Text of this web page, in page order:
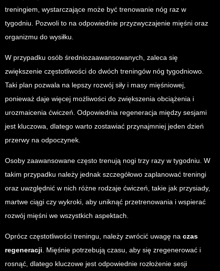
treningiem, wystarczające może być trenowanie nóg raz w
tygodniu. Pozwoli to na odpowiednie przyzwyczajenie mięśni oraz
organizmu do wysiłku.
W przypadku osób średniozaawansowanych, zaleca się
zwiększenie częstotliwości do dwóch treningów nóg tygodniowo.
Taki plan pozwala na lepszy rozwój siły i masy mięśniowej,
ponieważ daje więcej możliwości do zwiększenia obciążenia i
urozmaicenia ćwiczeń. Odpowiednia regeneracja między sesjami
jest kluczowa, dlatego warto zostawiać przynajmniej jeden dzień
przerwy na odpoczynek.
Osoby zaawansowane często trenują nogi trzy razy w tygodniu. W
takim przypadku należy jednak szczegółowo zaplanować treningi
oraz uwzględnić w nich różne rodzaje ćwiczeń, takie jak przysiady,
martwe ciągi czy wykroki, aby uniknąć przetrenowania i wspierać
rozwój mięśni we wszystkich aspektach.
Oprócz częstotliwości treningu, należy zwrócić uwagę na czas
regeneracji . Mięśnie potrzebują czasu, aby się zregenerować i
rosnąć, dlatego kluczowe jest odpowiednie rozłożenie sesji